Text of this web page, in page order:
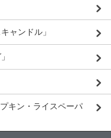
ャンドル」
キン・ライスペーパ